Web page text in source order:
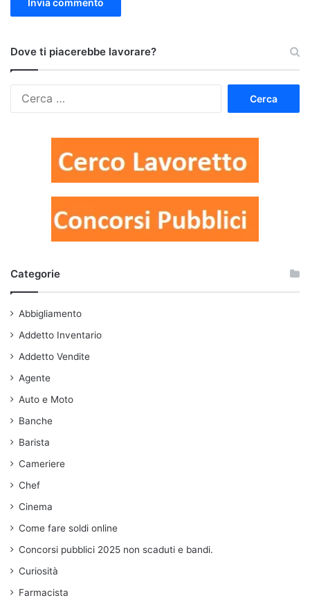
Dove ti piacerebbe lavorare?
Categorie
Abbigliamento
Addetto Inventario
Addetto Vendite
Agente
Auto e Moto
Banche
Barista
Cameriere
Chef
Cinema
Come fare soldi online
Concorsi pubblici 2025 non scaduti e bandi.
Curiosità
Farmacista